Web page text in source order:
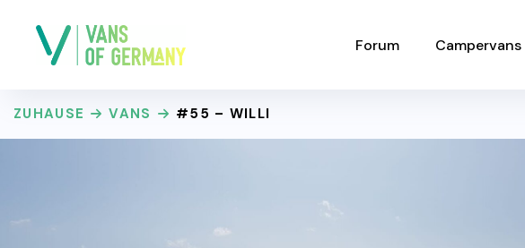
Forum Campervans
ZUHAUSE VANS #55 – WILLI